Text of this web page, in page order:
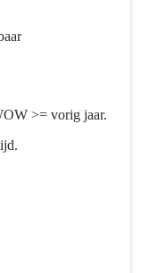
>= vorig jaar.